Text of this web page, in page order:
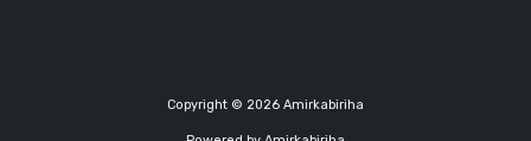
Copyright © 2026 Amirkabiriha